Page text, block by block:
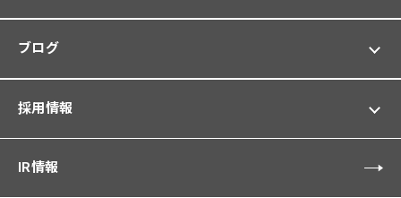
ブログ
採用情報
IR情報